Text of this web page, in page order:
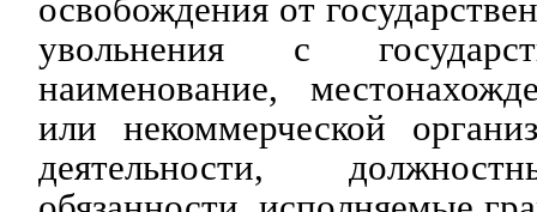
освобождения от
увольнения с
наименование,
или некоммерческой
деятельности,